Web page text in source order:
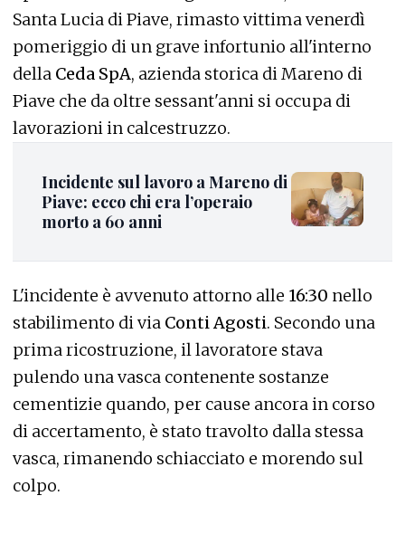
Santa Lucia di Piave, rimasto vittima venerdì
pomeriggio di un grave infortunio all'interno
della Ceda SpA, azienda storica di Mareno di
Piave che da oltre sessant'anni si occupa di
lavorazioni in calcestruzzo.
Incidente sul lavoro a Mareno di
Piave: ecco chi era l’operaio
morto a 60 anni
L'incidente è avvenuto attorno alle 16:30 nello
stabilimento di via Conti Agosti. Secondo una
prima ricostruzione, il lavoratore stava
pulendo una vasca contenente sostanze
cementizie quando, per cause ancora in corso
di accertamento, è stato travolto dalla stessa
vasca, rimanendo schiacciato e morendo sul
colpo.